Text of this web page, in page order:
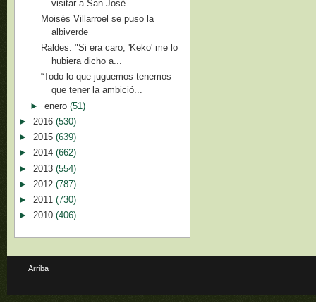
visitar a San José
Moisés Villarroel se puso la
albiverde
Raldes: "Si era caro, 'Keko' me lo
hubiera dicho a...
“Todo lo que juguemos tenemos
que tener la ambició...
► enero (51)
► 2016 (530)
► 2015 (639)
► 2014 (662)
► 2013 (554)
► 2012 (787)
► 2011 (730)
► 2010 (406)
Arriba